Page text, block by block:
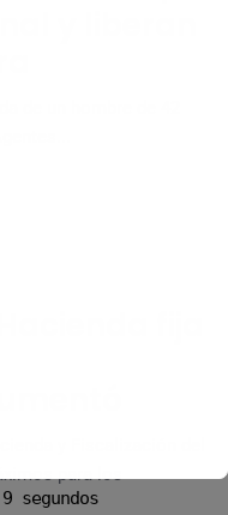
para los
8 segundos